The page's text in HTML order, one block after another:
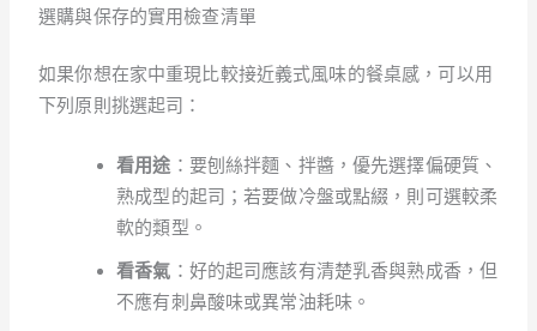
選購與保存的實用檢查清單
如果你想在家中重現比較接近義式風味的餐桌感，可以用
下列原則挑選起司：
看用途 ：要刨絲拌麵、拌醬，優先選擇偏硬質、
熟成型的起司；若要做冷盤或點綴，則可選較柔
軟的類型。
看香氣 ：好的起司應該有清楚乳香與熟成香，但
不應有刺鼻酸味或異常油耗味。